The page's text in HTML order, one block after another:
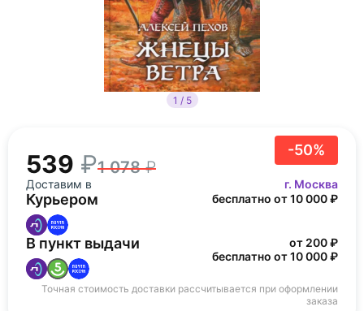
1 / 5
-50%
539 1 078
Доставим в г. Москва
Курьером бесплатно от 10 000 ₽
В пункт выдачи
от 200 ₽
бесплатно от 10 000 ₽
Точная стоимость доставки рассчитывается при оформлении
заказа